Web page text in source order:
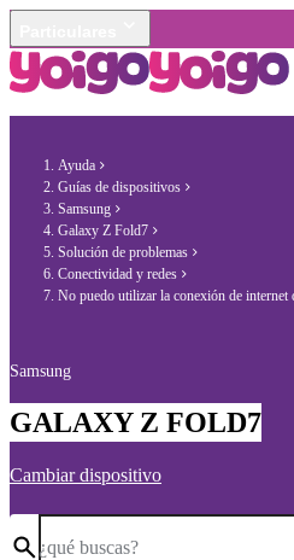
Ayuda
Guías de dispositivos
Samsung
Galaxy Z Fold7
Solución de problemas
Conectividad y redes
No puedo utilizar la conexión de internet
Samsung
GALAXY Z FOLD7
Cambiar dispositivo
¿qué buscas?